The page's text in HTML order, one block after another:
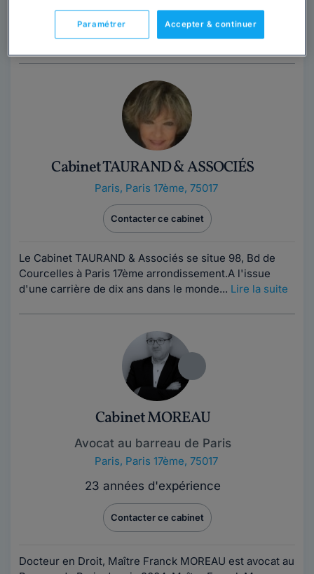
affaires, j'interviens en droit des sociétés pour
accompagner mes clients en conseil comme...Lire la
Cabinet TAURAND & ASSOCIÉS
Paris, Paris 17ème, 75017
Contacter ce cabinet
Le Cabinet TAURAND & Associés se situe 98, Bd de
Courcelles à Paris 17ème arrondissement.A l'issue
d'une carrière de dix ans dans le monde... Lire la suite
Cabinet MOREAU
Avocat au barreau de Paris
Paris, Paris 17ème, 75017
23 années d'expérience
Contacter ce cabinet
Docteur en Droit, Maître Franck MOREAU est avocat au
Accepter & continuer
Paramétrer